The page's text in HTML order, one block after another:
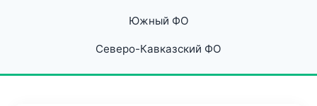
Южный ФО
Северо-Кавказский ФО